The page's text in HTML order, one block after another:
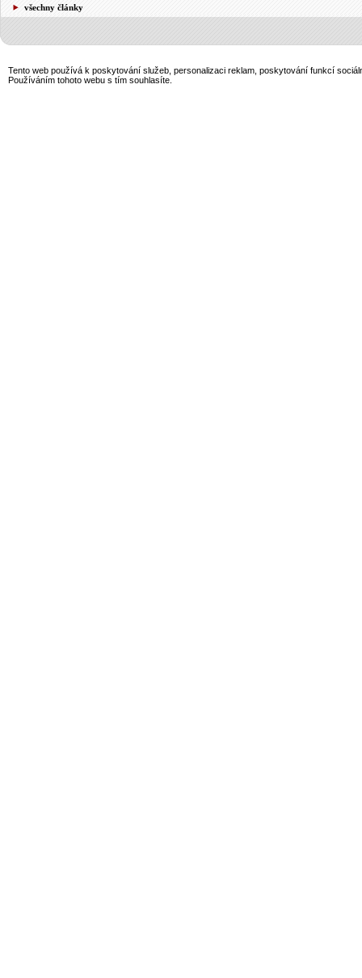
všechny články
Tento web používá k poskytování služeb, personalizaci reklam, poskytování funkcí
Používáním tohoto webu s tím souhlasíte.